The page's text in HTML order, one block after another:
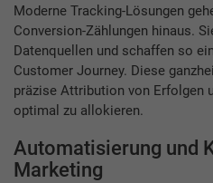
Moderne Tracking-Lösungen
Conversion-Zählungen hinaus.
Datenquellen und schaffen so
Customer Journey. Diese
präzise Attribution von Erfolgen
optimal zu allokieren.
Automatisierung und
Marketing